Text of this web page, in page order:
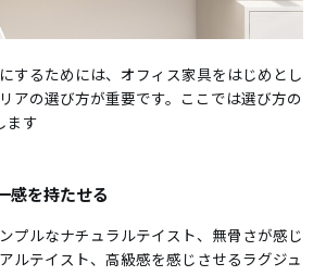
するためには、オフィス家具をはじめとし
アの選び方が重要です。ここでは選び方の
ます
感を持たせる
プルなナチュラルテイスト、無骨さが感じ
ルテイスト、高級感を感じさせるラグジュ